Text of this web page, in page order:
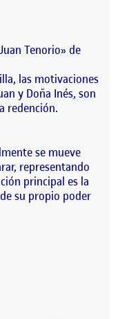
Tenorio» de
las motivaciones
y Doña Inés, son
redención.
se mueve
representando
principal es la
su propio poder